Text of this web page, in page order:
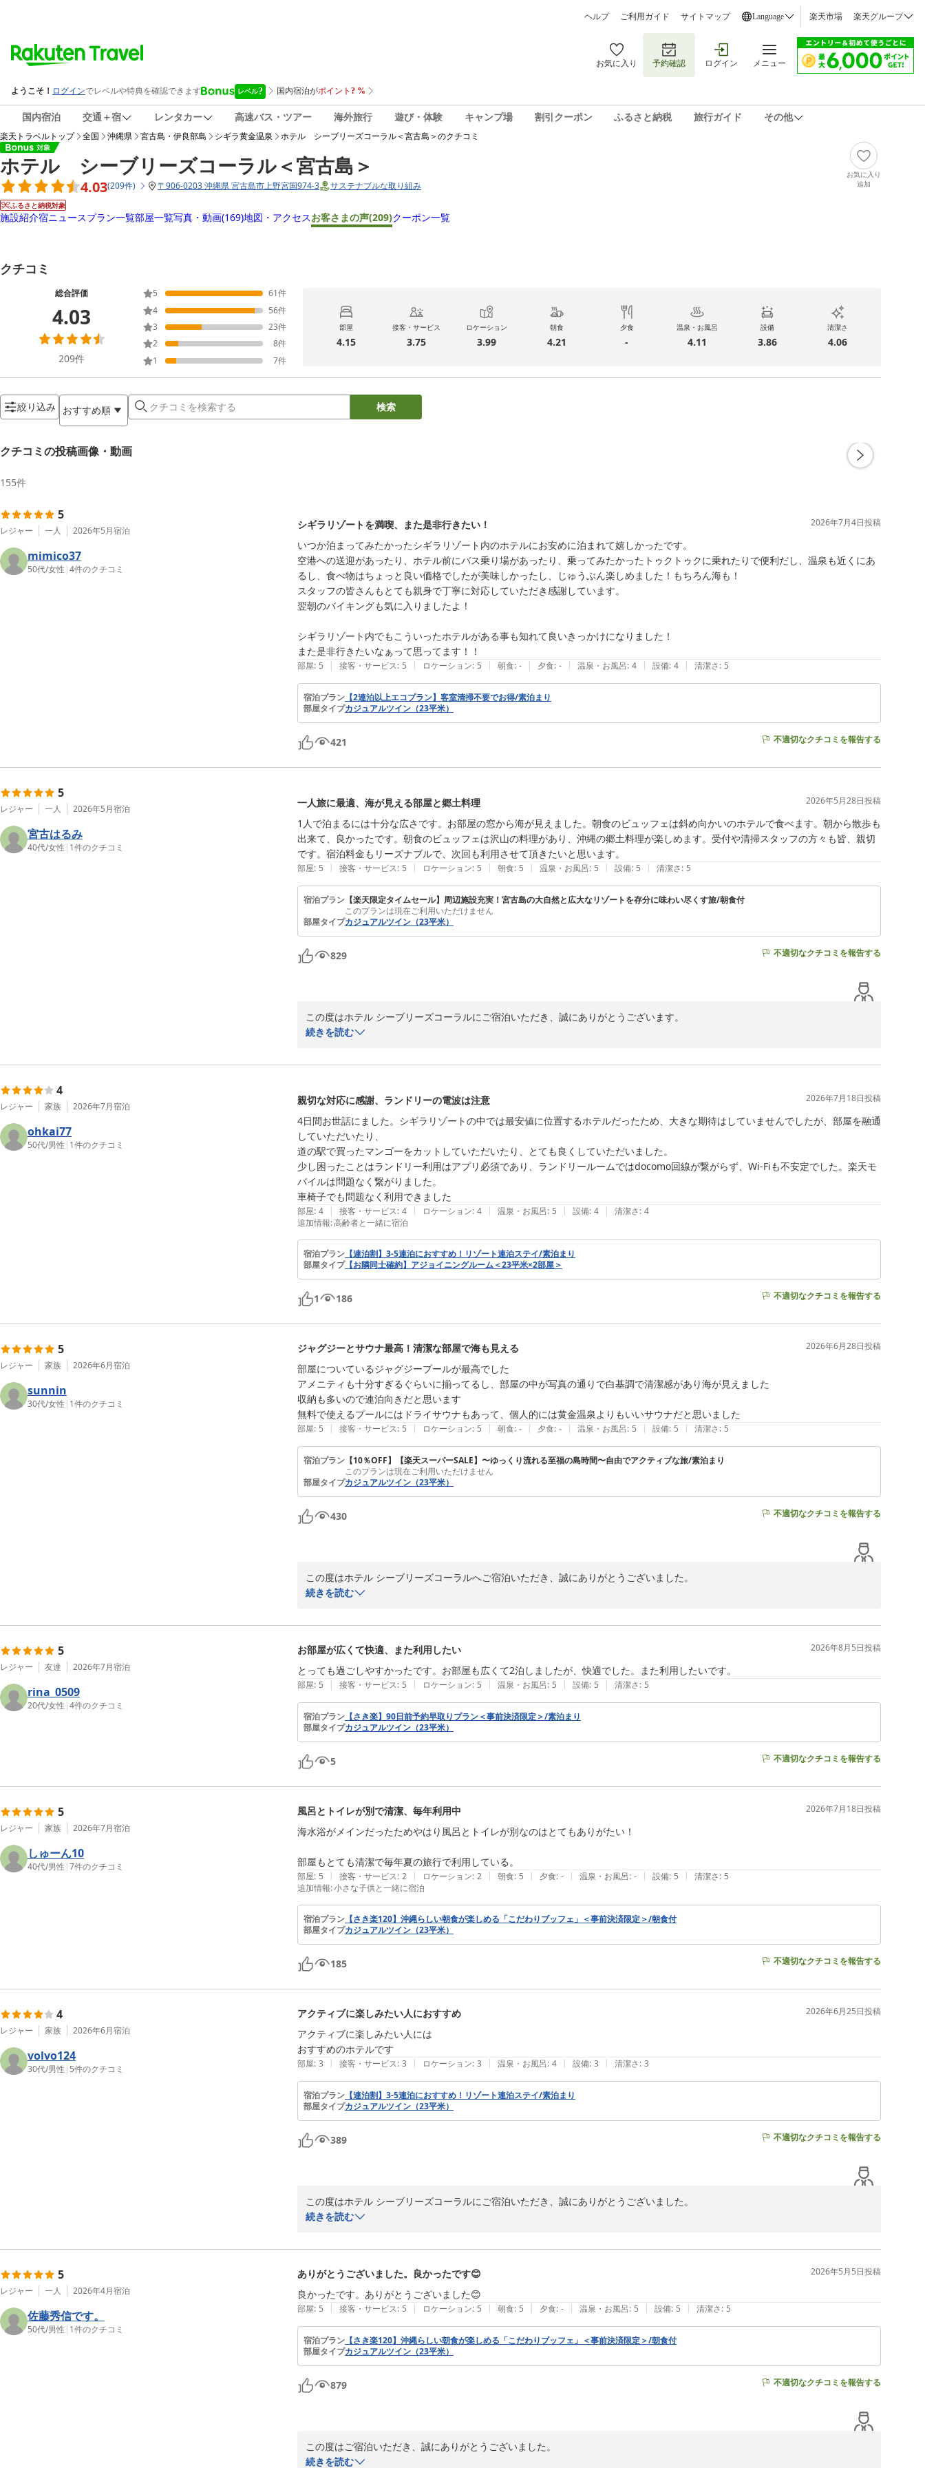
ヘルプ ご利用ガイド サイトマップ Language 楽天市場 楽天グループ
お気に入り 予約確認 ログイン メニュー
国内宿泊 交通＋宿 レンタカー 高速バス・ツアー 海外旅行 遊び・体験 キャンプ場 割引クーポン ふるさと納税 旅行ガイド その他
楽天トラベルトップ 全国 沖縄県 宮古島・伊良部島 シギラ黄金温泉 ホテル シーブリーズコーラル＜宮古島＞のクチコミ
ホテル シーブリーズコーラル＜宮古島＞
4.03(209件) 〒906-0203 沖縄県 宮古島市上野宮国974-3 サステナブルな取り組み
ふるさと納税対象
お気に入り
追加
施設紹介宿ニュースプラン一覧部屋一覧写真・動画(169)地図・アクセスお客さまの声(209)クーポン一覧
クチコミ
総合評価
4.03
209件
5 61件
4
56件
3
23件
2
8件
1
7件
部屋
4.15
接客・サービス
3.75
ロケーション
3.99
朝食
4.21
夕食
-
温泉・お風呂
4.11
設備
3.86
清潔さ
4.06
絞り込み おすすめ順 検索
クチコミの投稿画像・動画
155件
5
レジャー 一人 2026年5月宿泊
mimico37
50代/女性 |4件のクチコミ
シギラリゾートを満喫、また是非行きたい！ 2026年7月4日投稿
いつか泊まってみたかったシギラリゾート内のホテルにお安めに泊まれて嬉しかったです。
空港への送迎があったり、ホテル前にバス乗り場があったり、乗ってみたかったトゥクトゥクに乗れたりで便利だし、温泉も近くにあ
るし、食べ物はちょっと良い価格でしたが美味しかったし、じゅうぶん楽しめました！もちろん海も！
スタッフの皆さんもとても親身で丁寧に対応していただき感謝しています。
翌朝のバイキングも気に入りましたよ！
シギラリゾート内でもこういったホテルがある事も知れて良いきっかけになりました！
また是非行きたいなぁって思ってます！！
部屋: 5 | 接客・サービス: 5 | ロケーション: 5 | 朝食: - | 夕食: - | 温泉・お風呂: 4 | 設備: 4 | 清潔さ: 5
宿泊プラン 【2連泊以上エコプラン】客室清掃不要でお得/素泊まり
部屋タイプカジュアルツイン（23平米）
421 不適切なクチコミを報告する
5
レジャー 一人 2026年5月宿泊
宮古はるみ
40代/女性 | 1件のクチコミ
一人旅に最適、海が見える部屋と郷土料理 2026年5月28日投稿
1人で泊まるには十分な広さです。お部屋の窓から海が見えました。朝食のビュッフェは斜め向かいのホテルで食べます。朝から散歩も
出来て、良かったです。朝食のビュッフェは沢山の料理があり、沖縄の郷土料理が楽しめます。受付や清掃スタッフの方々も皆、親切
です。宿泊料金もリーズナブルで、次回も利用させて頂きたいと思います。
部屋: 5 | 接客・サービス: 5 | ロケーション: 5 | 朝食: 5 | 温泉・お風呂: 5 | 設備: 5 | 清潔さ: 5
宿泊プラン 【楽天限定タイムセール】周辺施設充実！宮古島の大自然と広大なリゾートを存分に味わい尽くす旅/朝食付
このプランは現在ご利用いただけません
部屋タイプカジュアルツイン（23平米）
829 不適切なクチコミを報告する
この度はホテル シーブリーズコーラルにご宿泊いただき、誠にありがとうございます。
提供しております朝食では、沖縄ならではの郷土料理をはじめ、多彩なメニューをご用意しておりますので、お楽しみいただけた
ことを嬉しく思います。
さらに、フロントスタッフや清掃スタッフへの温かいお言葉をいただき、心より感謝申し上げます。いただいたお言葉はスタッフ
へ共有させていただきます。
「次回も利用したい」とのお言葉は、私どもにとって何よりの励みです。今後もリーズナブルで快適なご滞在を提供できるよう努
めてまいります。
また宮古島へお越しの際は、ぜひホテル シーブリーズコーラルをご利用くださいませ。スタッフ一同、心よりお待ちしておりま
す。
ホテル シーブリーズコーラル＜宮古島＞
続きを読む
4
レジャー 家族 2026年7月宿泊
ohkai77
50代/男性 | 1件のクチコミ
親切な対応に感謝、ランドリーの電波は注意 2026年7月18日投稿
4日間お世話にました。シギラリゾートの中では最安値に位置するホテルだったため、大きな期待はしていませんでしたが、部屋を融通
していただいたり、
道の駅で買ったマンゴーをカットしていただいたり、とても良くしていただいました。
少し困ったことはランドリー利用はアプリ必須であり、ランドリールームではdocomo回線が繋がらず、Wi-Fiも不安定でした。楽天モ
バイルは問題なく繋がりました。
車椅子でも問題なく利用できました
部屋: 4 | 接客・サービス: 4 | ロケーション: 4 | 温泉・お風呂: 5 | 設備: 4 | 清潔さ: 4
追加情報:高齢者と一緒に宿泊
宿泊プラン 【連泊割】3-5連泊におすすめ！リゾート連泊ステイ/素泊まり
部屋タイプ【お隣同士確約】アジョイニングルーム＜23平米×2部屋＞
1 186 不適切なクチコミを報告する
5
レジャー 家族 2026年6月宿泊
sunnin
30代/女性 | 1件のクチコミ
ジャグジーとサウナ最高！清潔な部屋で海も見える 2026年6月28日投稿
部屋についているジャグジープールが最高でした
アメニティも十分すぎるぐらいに揃ってるし、部屋の中が写真の通りで白基調で清潔感があり海が見えました
収納も多いので連泊向きだと思います
無料で使えるプールにはドライサウナもあって、個人的には黄金温泉よりもいいサウナだと思いました
部屋: 5 | 接客・サービス: 5 | ロケーション: 5 | 朝食: - | 夕食: - | 温泉・お風呂: 5 | 設備: 5 | 清潔さ: 5
宿泊プラン 【10％OFF】【楽天スーパーSALE】〜ゆっくり流れる至福の島時間〜自由でアクティブな旅/素泊まり
このプランは現在ご利用いただけません
部屋タイプカジュアルツイン（23平米）
430 不適切なクチコミを報告する
この度はホテル シーブリーズコーラルへご宿泊いただき、誠にありがとうございました。
また宮古島へお越しの機会がございましたら、ホテル シーブリーズコーラルをご利用いただけますと幸いです。
ホテル シーブリーズコーラル＜宮古島＞
2026-07-01
続きを読む
5
レジャー 友達 2026年7月宿泊
rina_0509
20代/女性 |4件のクチコミ
お部屋が広くて快適、また利用したい 2026年8月5日投稿
とっても過ごしやすかったです。お部屋も広くて2泊しましたが、快適でした。また利用したいです。
部屋: 5 | 接客・サービス: 5 | ロケーション: 5 | 温泉・お風呂: 5 | 設備: 5 | 清潔さ: 5
宿泊プラン 【さき楽】90日前予約早取りプラン＜事前決済限定＞/素泊まり
部屋タイプカジュアルツイン（23平米）
5 不適切なクチコミを報告する
5
レジャー 家族 2026年7月宿泊
しゅーん10
40代/男性 |7件のクチコミ
風呂とトイレが別で清潔、毎年利用中 2026年7月18日投稿
海水浴がメインだったためやはり風呂とトイレが別なのはとてもありがたい！
部屋もとても清潔で毎年夏の旅行で利用している。
部屋: 5 | 接客・サービス: 2 | ロケーション: 2 | 朝食: 5 | 夕食: - | 温泉・お風呂: - | 設備: 5 | 清潔さ: 5
追加情報:小さな子供と一緒に宿泊
宿泊プラン 【さき楽120】沖縄らしい朝食が楽しめる「こだわりブッフェ」＜事前決済限定＞/朝食付
部屋タイプカジュアルツイン（23平米）
185 不適切なクチコミを報告する
4
レジャー 家族 2026年6月宿泊
volvo124
30代/男性 | 5件のクチコミ
アクティブに楽しみたい人におすすめ 2026年6月25日投稿
アクティブに楽しみたい人には
おすすめのホテルです
部屋: 3 | 接客・サービス: 3 | ロケーション: 3 | 温泉・お風呂: 4 | 設備: 3 | 清潔さ: 3
宿泊プラン 【連泊割】3-5連泊におすすめ！リゾート連泊ステイ/素泊まり
部屋タイプカジュアルツイン（23平米）
389 不適切なクチコミを報告する
この度はホテル シーブリーズコーラルにご宿泊いただき、誠にありがとうございました。
ゾート内シャトルバスもご利用いただきながら、ご滞在をお楽しみいただけたのであれば幸いです。
これからも宮古島でのご旅行をより快適にお過ごしいただけるホテルを目指してまいります。
またのお越しをスタッフ一同、心よりお待ちしております。
ホテル シーブリーズコーラル＜宮古島＞
2026-07-01
続きを読む
5
レジャー 一人 2026年4月宿泊
佐藤秀信です。
50代/男性 | 1件のクチコミ
ありがとうございました。良かったです😊 2026年5月5日投稿
部屋: 5 | 接客・サービス: 5 | ロケーション: 5 | 朝食: 5 | 夕食: - | 温泉・お風呂: 5 | 設備: 5 | 清潔さ: 5
宿泊プラン 【さき楽120】沖縄らしい朝食が楽しめる「こだわりブッフェ」＜事前決済限定＞/朝食付
部屋タイプカジュアルツイン（23平米）
879 不適切なクチコミを報告する
この度はご宿泊いただき、誠にありがとうございました。
続きを読む